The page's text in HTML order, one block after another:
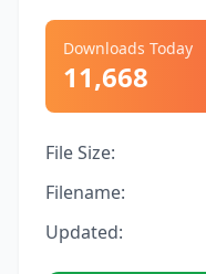
Downloads Today
11,668
File Size:
Filename:
Updated: